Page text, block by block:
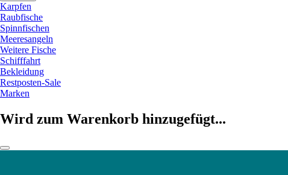
Karpfen
Raubfische
Spinnfischen
Meeresangeln
Weitere Fische
Schifffahrt
Bekleidung
Restposten-Sale
Marken
Wird zum Warenkorb hinzugefügt...